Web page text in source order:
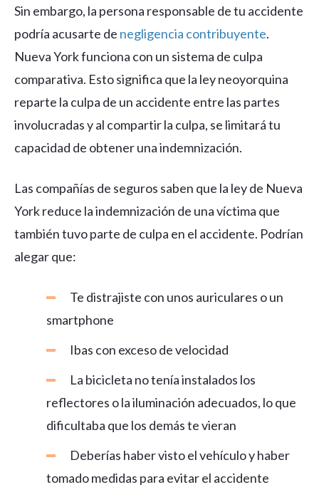
Sin embargo, la persona responsable de tu accidente
podría acusarte de negligencia contribuyente.
Nueva York funciona con un sistema de culpa
comparativa. Esto significa que la ley neoyorquina
reparte la culpa de un accidente entre las partes
involucradas y al compartir la culpa, se limitará tu
capacidad de obtener una indemnización.
Las compañías de seguros saben que la ley de Nueva
York reduce la indemnización de una víctima que
también tuvo parte de culpa en el accidente. Podrían
alegar que:
Te distrajiste con unos auriculares o un
smartphone
Ibas con exceso de velocidad
La bicicleta no tenía instalados los
reflectores o la iluminación adecuados, lo que
dificultaba que los demás te vieran
Deberías haber visto el vehículo y haber
tomado medidas para evitar el accidente